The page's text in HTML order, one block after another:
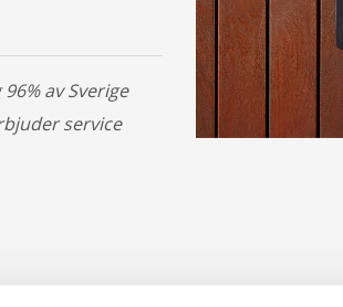
av Sverige
service